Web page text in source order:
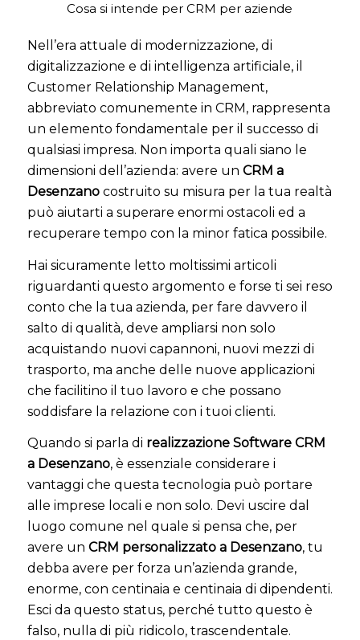
Cosa si intende per CRM per aziende
Nell’era attuale di modernizzazione, di
digitalizzazione e di intelligenza artificiale, il
Customer Relationship Management,
abbreviato comunemente in CRM, rappresenta
un elemento fondamentale per il successo di
qualsiasi impresa. Non importa quali siano le
dimensioni dell’azienda: avere un CRM a
Desenzanocostruito su misura per la tua realtà
può aiutarti a superare enormi ostacoli ed a
recuperare tempo con la minor fatica possibile.
Hai sicuramente letto moltissimi articoli
riguardanti questo argomento e forse ti sei reso
conto che la tua azienda, per fare davvero il
salto di qualità, deve ampliarsi non solo
acquistando nuovi capannoni, nuovi mezzi di
trasporto, ma anche delle nuove applicazioni
che facilitino il tuo lavoro e che possano
soddisfare la relazione con i tuoi clienti.
Quando si parla di realizzazione Software CRM
a Desenzano, è essenziale considerare i
vantaggi che questa tecnologia può portare
alle imprese locali e non solo. Devi uscire dal
luogo comune nel quale si pensa che, per
avere un CRM personalizzato a Desenzano, tu
debba avere per forza un’azienda grande,
enorme, con centinaia e centinaia di dipendenti.
Esci da questo status, perché tutto questo è
falso, nulla di più ridicolo, trascendentale.